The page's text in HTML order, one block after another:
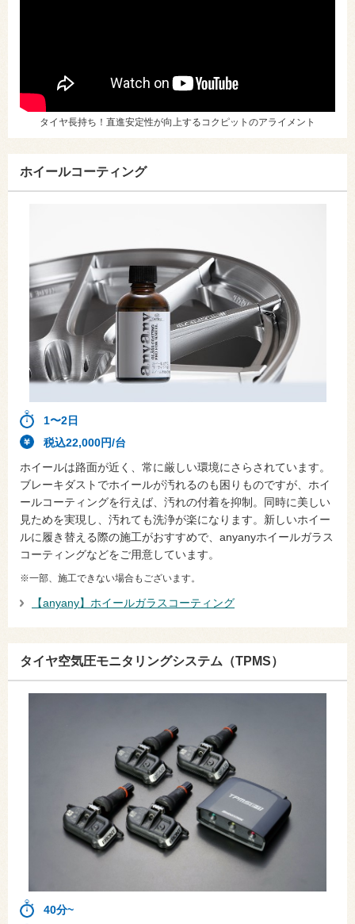
タイヤ長持ち！直進安定性が向上するコクピットのアライメント
ホイールコーティング
1〜2日
税込22,000円/台
ホイールは路面が近く、常に厳しい環境にさらされています。
ブレーキダストでホイールが汚れるのも困りものですが、ホイ
ールコーティングを行えば、汚れの付着を抑制。同時に美しい
見ためを実現し、汚れても洗浄が楽になります。新しいホイー
ルに履き替える際の施工がおすすめで、anyanyホイールガラス
コーティングなどをご用意しています。
※一部、施工できない場合もございます。
【anyany】ホイールガラスコーティング
タイヤ空気圧モニタリングシステム（TPMS）
40分~